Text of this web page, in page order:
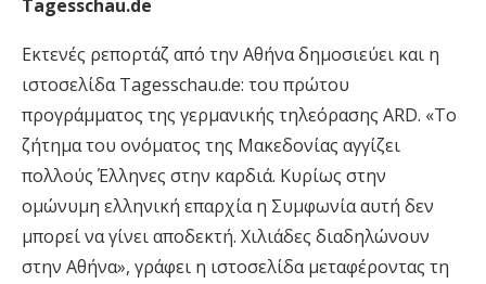
Τagesschau.de
Eκτενές ρεπορτάζ από την Αθήνα δημοσιεύει και η
ιστοσελίδα Τagesschau.de: του πρώτου
προγράμματος της γερμανικής τηλεόρασης ARD. «Το
ζήτημα του ονόματος της Μακεδονίας αγγίζει
πολλούς Έλληνες στην καρδιά. Κυρίως στην
ομώνυμη ελληνική επαρχία η Συμφωνία αυτή δεν
μπορεί να γίνει αποδεκτή. Χιλιάδες διαδηλώνουν
στην Αθήνα», γράφει η ιστοσελίδα μεταφέροντας τη